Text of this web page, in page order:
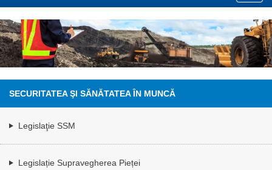
SECURITATEA ŞI SĂNĂTATEA ÎN MUNCĂ
Legislaţie SSM
Legislație Supravegherea Pieței